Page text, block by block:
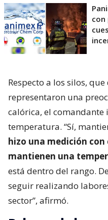
con
Respecto a los silos,
representaron una
calórica, el
temperatura. “Sí,
hizo una medición
mantienen una
está dentro del rango.
seguir realizando
sector”, afirmó.